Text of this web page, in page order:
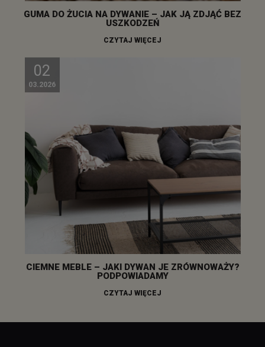
GUMA DO ŻUCIA NA DYWANIE – JAK JĄ ZDJĄĆ BEZ
USZKODZEŃ
CZYTAJ WIĘCEJ
02
03.2026
CIEMNE MEBLE – JAKI DYWAN JE ZRÓWNOWAŻY?
PODPOWIADAMY
CZYTAJ WIĘCEJ